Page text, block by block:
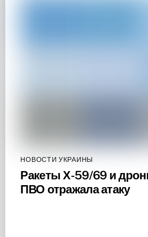
НОВОСТИ УКРАИНЫ
Ракеты Х-59/69 и
ПВО отражала атаку